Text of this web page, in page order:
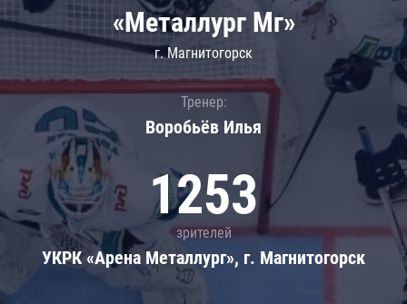
«Металлург Мг»
г. Магнитогорск
Тренер:
Воробьёв Илья
1253
зрителей
УКРК «Арена Металлург», г. Магнитогорск